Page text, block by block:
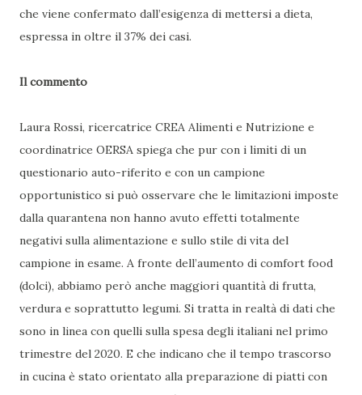
che viene confermato dall’esigenza di mettersi a dieta,
espressa in oltre il 37% dei casi.
Il commento
Laura Rossi, ricercatrice CREA Alimenti e Nutrizione e
coordinatrice OERSA spiega che pur con i limiti di un
questionario auto-riferito e con un campione
opportunistico si può osservare che le limitazioni imposte
dalla quarantena non hanno avuto effetti totalmente
negativi sulla alimentazione e sullo stile di vita del
campione in esame. A fronte dell’aumento di comfort food
(dolci), abbiamo però anche maggiori quantità di frutta,
verdura e soprattutto legumi. Si tratta in realtà di dati che
sono in linea con quelli sulla spesa degli italiani nel primo
trimestre del 2020. E che indicano che il tempo trascorso
in cucina è stato orientato alla preparazione di piatti con